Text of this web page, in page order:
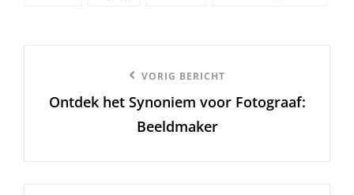
bericht
VORIG BERICHT
Ontdek het Synoniem voor Fotograaf:
Beeldmaker